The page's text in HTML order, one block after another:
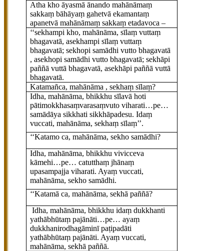
Atha kho āyasmā ānando mahānāmaṃ
sakkaṃ bāhāyaṃ gahetvā ekamantaṃ
apanetvā mahānāmaṃ sakkaṃ etadavoca –
‘‘sekhampi kho, mahānāma, sīlaṃ vuttaṃ
bhagavatā, asekhampi sīlaṃ vuttaṃ
bhagavatā; sekhopi samādhi vutto bhagavatā
, asekhopi samādhi vutto bhagavatā; sekhāpi
paññā vuttā bhagavatā, asekhāpi paññā vuttā
bhagavatā.
Katamañca, mahānāma , sekhaṃ sīlaṃ?
Idha, mahānāma, bhikkhu sīlavā hoti
pātimokkhasaṃvarasaṃvuto viharati…pe…
samādāya sikkhati sikkhāpadesu. Idaṃ
vuccati, mahānāma, sekhaṃ sīlaṃ’’.
‘‘Katamo ca, mahānāma, sekho samādhi?
Idha, mahānāma, bhikkhu vivicceva
kāmehi…pe… catutthaṃ jhānaṃ
upasampajja viharati. Ayaṃ vuccati,
mahānāma, sekho samādhi.
‘‘Katamā ca, mahānāma, sekhā paññā?
Idha, mahānāma, bhikkhu idaṃ dukkhanti
yathābhūtaṃ pajānāti…pe… ayaṃ
dukkhanirodhagāminī paṭipadāti
yathābhūtaṃ pajānāti. Ayaṃ vuccati,
mahānāma, sekhā paññā.